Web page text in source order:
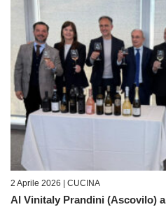
2 Aprile 2026 | CUCINA
Al Vinitaly Prandini (Ascovilo)